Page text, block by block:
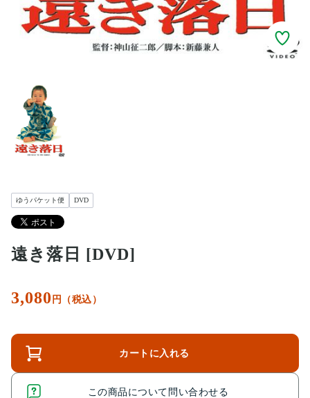
ゆうパケット便 DVD
遠き落日 [DVD]
3,080 円（税込）
カートに入れる
この商品について問い合わせる